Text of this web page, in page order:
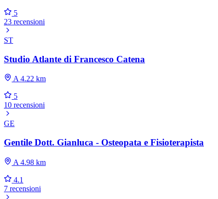
5
23 recensioni
ST
Studio Atlante di Francesco Catena
A 4.22 km
5
10 recensioni
GE
Gentile Dott. Gianluca - Osteopata e Fisioterapista
A 4.98 km
4.1
7 recensioni